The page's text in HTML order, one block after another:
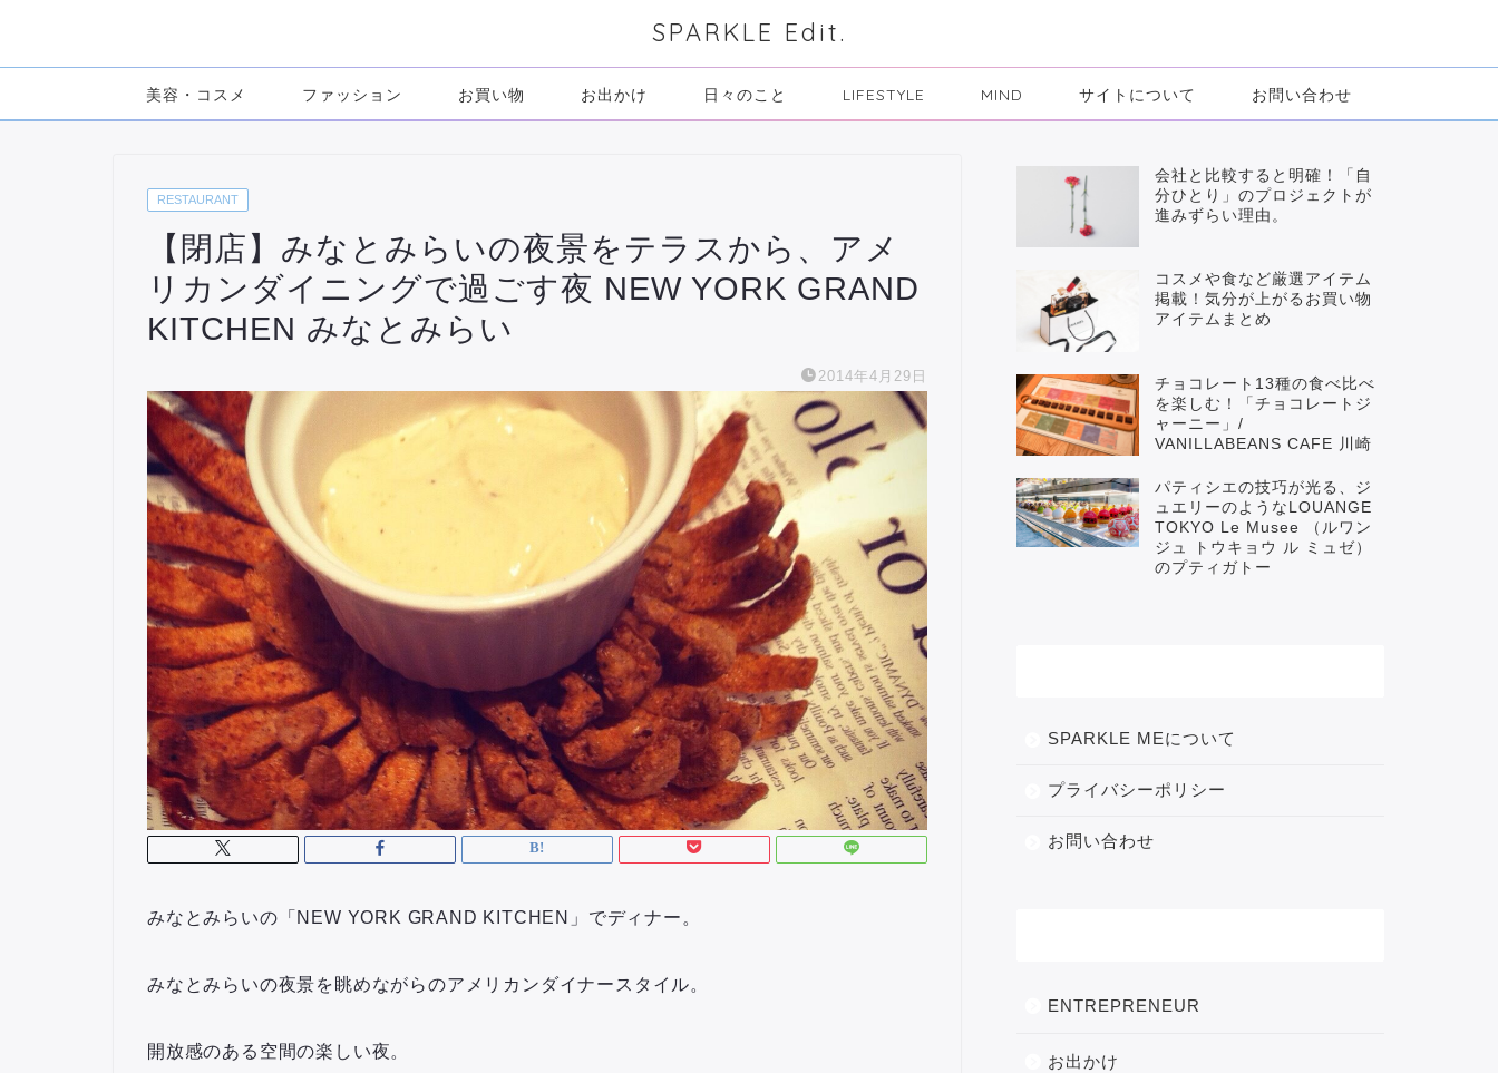
SPARKLE Edit.
美容・コスメ ファッション お買い物 お出かけ 日々のこと LIFESTYLE MIND サイトについて お問い合わせ
RESTAURANT
【閉店】みなとみらいの夜景をテラスから、アメ
リカンダイニングで過ごす夜 NEW YORK GRAND
KITCHEN みなとみらい
2014年4月29日
みなとみらいの「NEW YORK GRAND KITCHEN」でディナー。
みなとみらいの夜景を眺めながらのアメリカンダイナースタイル。
開放感のある空間の楽しい夜。
会社と比較すると明確！「自
分ひとり」のプロジェクトが
進みずらい理由。
コスメや食など厳選アイテム
掲載！気分が上がるお買い物
アイテムまとめ
チョコレート13種の食べ比べ
を楽しむ！「チョコレートジ
ャーニー」/
VANILLABEANS CAFE 川崎
パティシエの技巧が光る、ジ
ュエリーのようなLOUANGE
TOKYO Le Musee （ルワン
ジュ トウキョウ ル ミュゼ）
のプティガトー
SPARKLE MEについて
プライバシーポリシー
お問い合わせ
ENTREPRENEUR
お出かけ